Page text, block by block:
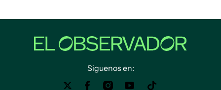
Siguenos en: